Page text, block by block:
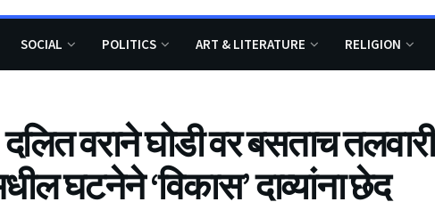
SOCIAL POLITICS ART & LITERATURE RELIGION
वराने घोडी वर बसताच तलवारी
घटनेने ‘विकास’ दाव्यांना छेद